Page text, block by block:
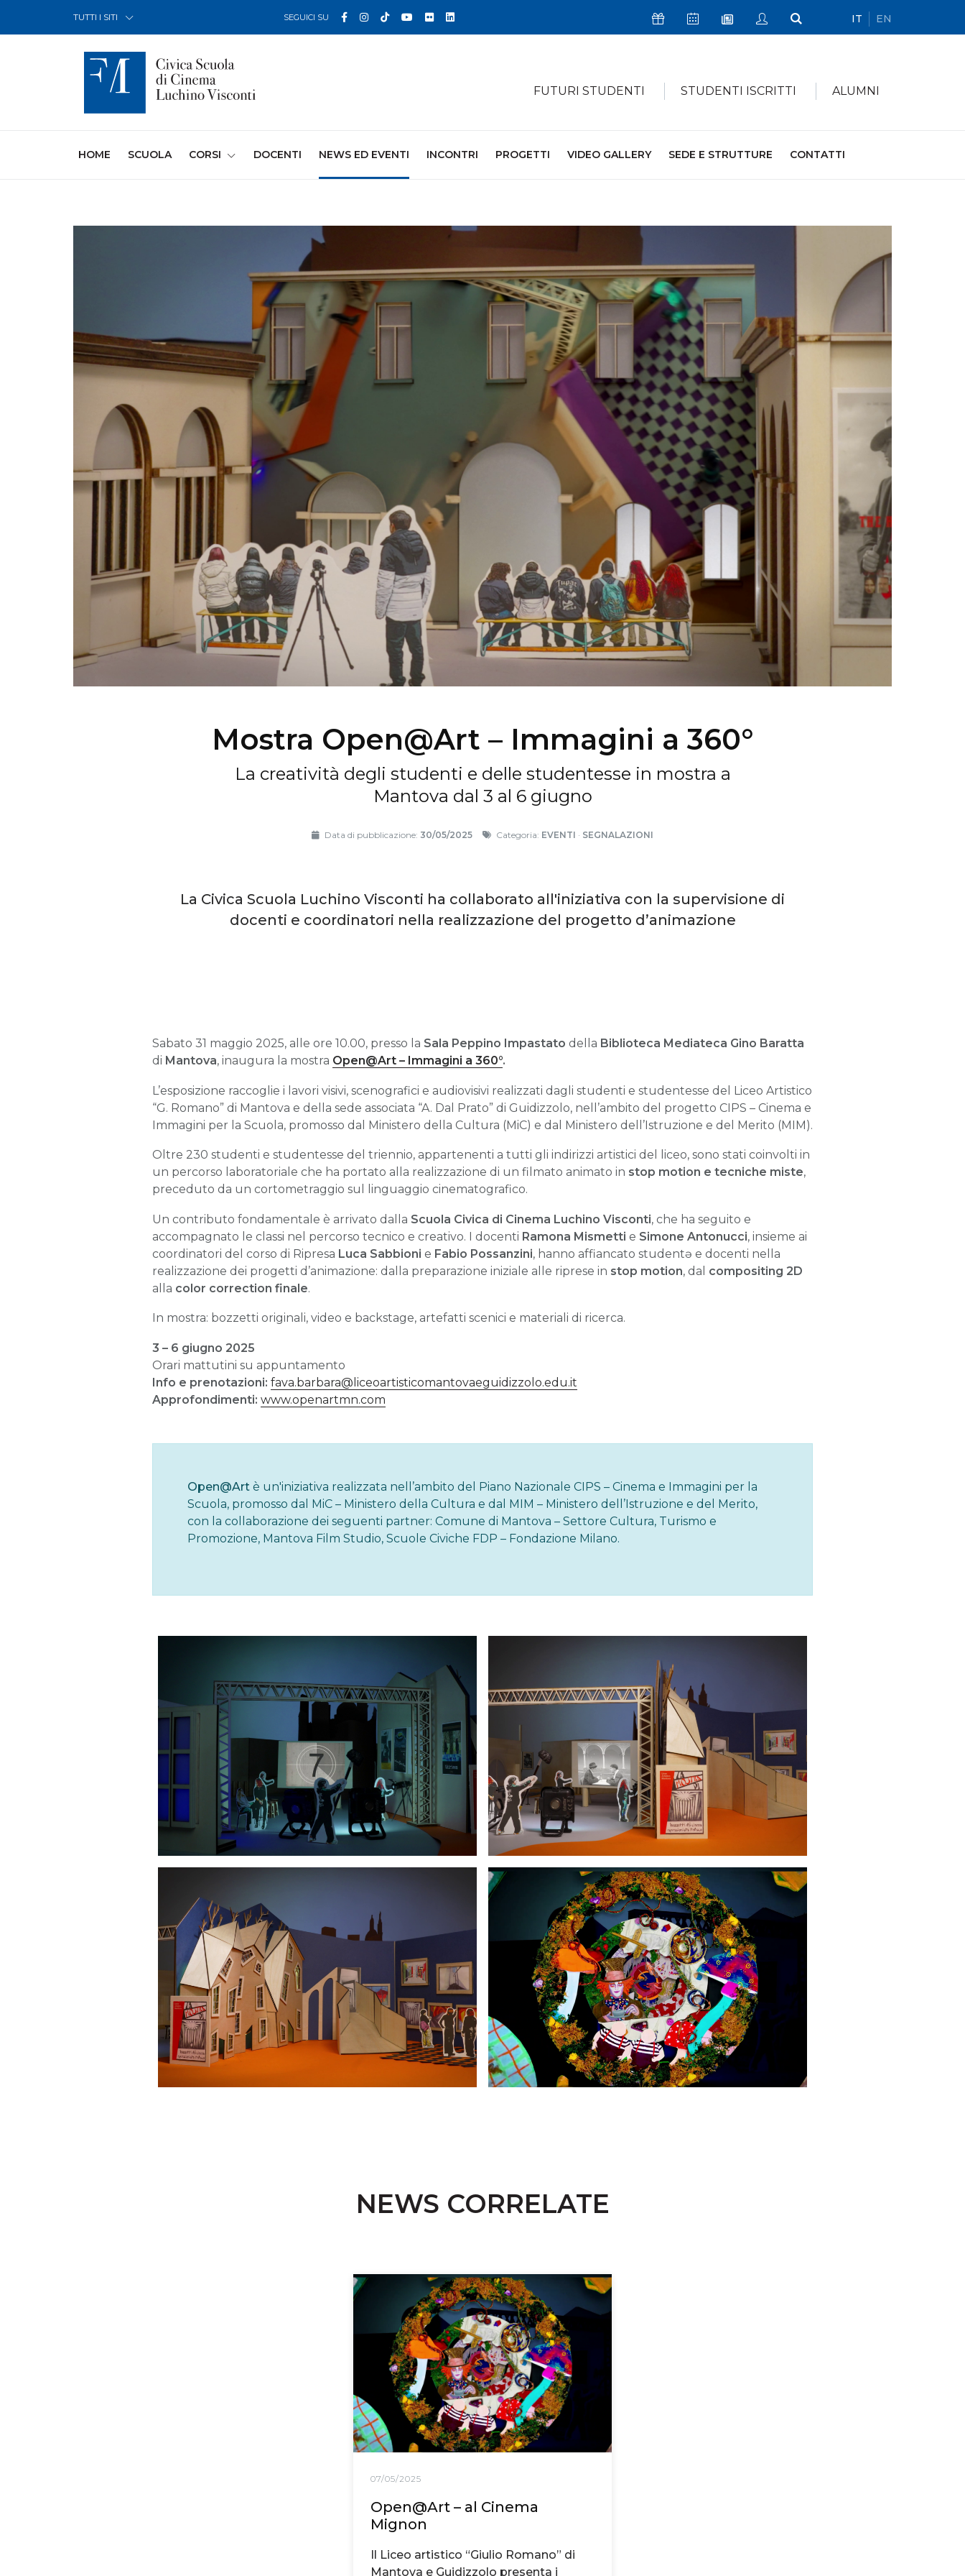
TUTTI I SITI SEGUICI SU Facebook
Instagram
TikTokYouTube
FlickrLinkedin Icona SostieniciIcona Calendario Eventi
Icona Newsletter
Icona My Civica
Icona Cerca
IT EN
FUTURI STUDENTI STUDENTI ISCRITTI ALUMNI
HOME (CURRENT)
SCUOLA CORSI DOCENTI NEWS ED EVENTI INCONTRI PROGETTI VIDEO GALLERY SEDE E STRUTTURE CONTATTI
Mostra Open@Art – Immagini a 360°
La creatività degli studenti e delle studentesse in mostra a
Mantova dal 3 al 6 giugno
Data di pubblicazione: 30/05/2025 Categoria: EVENTI · SEGNALAZIONI
La Civica Scuola Luchino Visconti ha collaborato all'iniziativa con la supervisione di
docenti e coordinatori nella realizzazione del progetto d’animazione
Sabato 31 maggio 2025, alle ore 10.00, presso la Sala Peppino Impastato della Biblioteca Mediateca Gino Baratta
di Mantova, inaugura la mostra Open@Art – Immagini a 360°.
L’esposizione raccoglie i lavori visivi, scenografici e audiovisivi realizzati dagli studenti e studentesse del Liceo Artistico
“G. Romano” di Mantova e della sede associata “A. Dal Prato” di Guidizzolo, nell’ambito del progetto CIPS – Cinema e
Immagini per la Scuola, promosso dal Ministero della Cultura (MiC) e dal Ministero dell’Istruzione e del Merito (MIM).
Oltre 230 studenti e studentesse del triennio, appartenenti a tutti gli indirizzi artistici del liceo, sono stati coinvolti in
un percorso laboratoriale che ha portato alla realizzazione di un filmato animato in stop motion e tecniche miste,
preceduto da un cortometraggio sul linguaggio cinematografico.
Un contributo fondamentale è arrivato dalla Scuola Civica di Cinema Luchino Visconti, che ha seguito e
accompagnato le classi nel percorso tecnico e creativo. I docenti Ramona Mismetti e Simone Antonucci, insieme ai
coordinatori del corso di Ripresa Luca Sabbioni e Fabio Possanzini, hanno affiancato studentɘ e docenti nella
realizzazione dei progetti d’animazione: dalla preparazione iniziale alle riprese in stop motion, dal compositing 2D
alla color correction finale.
In mostra: bozzetti originali, video e backstage, artefatti scenici e materiali di ricerca.
3 – 6 giugno 2025
Orari mattutini su appuntamento
Info e prenotazioni: fava.barbara@liceoartisticomantovaeguidizzolo.edu.it
Approfondimenti: www.openartmn.com
Open@Art è un'iniziativa realizzata nell’ambito del Piano Nazionale CIPS – Cinema e Immagini per la
Scuola, promosso dal MiC – Ministero della Cultura e dal MIM – Ministero dell’Istruzione e del Merito,
con la collaborazione dei seguenti partner: Comune di Mantova – Settore Cultura, Turismo e
Promozione, Mantova Film Studio, Scuole Civiche FDP – Fondazione Milano.
NEWS CORRELATE
07/05/2025
Open@Art – al Cinema
Mignon
Il Liceo artistico “Giulio Romano” di
Mantova e Guidizzolo presenta i